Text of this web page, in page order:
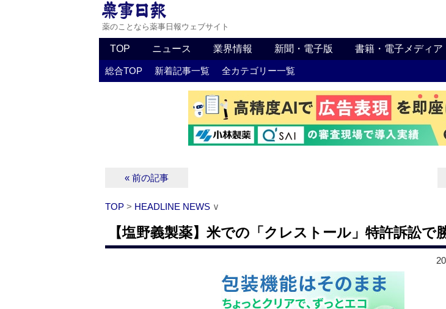
薬のことなら薬事日報ウェブサイト
TOP ニュース 業界情報 新聞・電子版 書籍・電子メディア
総合TOP 新着記事一覧 全カテゴリー一覧
« 前の記事
TOP > HEADLINE NEWS ∨
【塩野義製薬】米での「クレストール」特許訴訟で